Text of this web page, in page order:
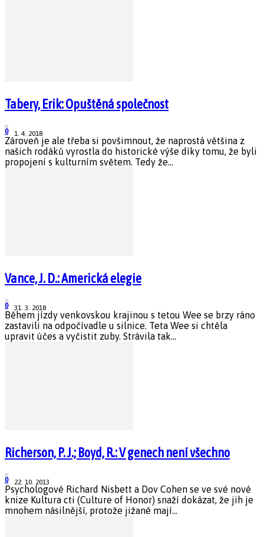
Tabery, Erik: Opuštěná společnost
1. 4. 2018
0
Zároveň je ale třeba si povšimnout, že naprostá většina z
našich rodáků vyrostla do historické výše díky tomu, že byli
propojení s kulturním světem. Tedy že...
Vance, J. D.: Americká elegie
31. 3. 2018
0
Během jízdy venkovskou krajinou s tetou Wee se brzy ráno
zastavili na odpočívadle u silnice. Teta Wee si chtěla
upravit účes a vyčistit zuby. Strávila tak...
Richerson, P. J.; Boyd, R.: V genech není všechno
22. 10. 2013
0
Psychologové Richard Nisbett a Dov Cohen se ve své nové
knize Kultura cti (Culture of Honor) snaží dokázat, že jih je
mnohem násilnější, protože jižané mají...